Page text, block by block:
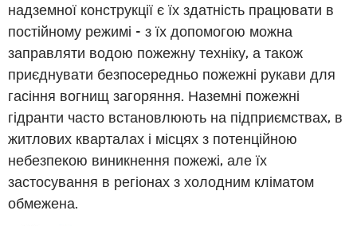
надземної конструкції є їх здатність працювати в
постійному режимі - з їх допомогою можна
заправляти водою пожежну техніку, а також
приєднувати безпосередньо пожежні рукави для
гасіння вогнищ загоряння. Наземні пожежні
гідранти часто встановлюють на підприємствах, в
житлових кварталах і місцях з потенційною
небезпекою виникнення пожежі, але їх
застосування в регіонах з холодним кліматом
обмежена.